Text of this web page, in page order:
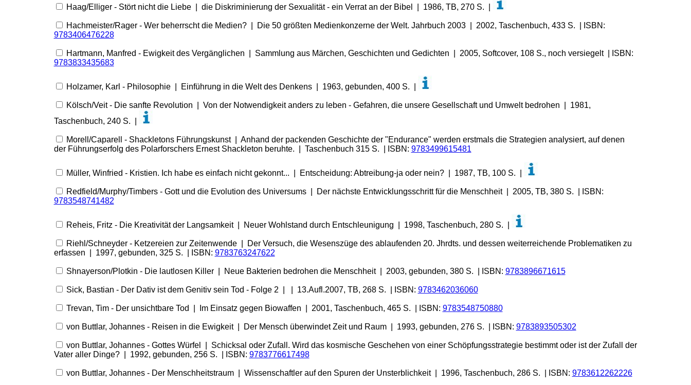
Haag/Elliger - Stört nicht die Liebe | die Diskriminierung der Sexualität - ein Verrat an der Bibel | 1986, TB, 270 S. |
Hachmeister/Rager - Wer beherrscht die Medien? | Die 50 größten Medienkonzerne der Welt. Jahrbuch 2003 | 2002, Taschenbuch, 433 S. | ISBN:
9783406476228
Hartmann, Manfred - Ewigkeit des Vergänglichen | Sammlung aus Märchen, Geschichten und Gedichten | 2005, Softcover, 108 S., noch versiegelt | ISBN:
9783833435683
Holzamer, Karl - Philosophie | Einführung in die Welt des Denkens | 1963, gebunden, 400 S. |
Kölsch/Veit - Die sanfte Revolution | Von der Notwendigkeit anders zu leben - Gefahren, die unsere Gesellschaft und Umwelt bedrohen | 1981,
Taschenbuch, 240 S. |
Morell/Caparell - Shackletons Führungskunst | Anhand der packenden Geschichte der "Endurance" werden erstmals die Strategien analysiert, auf denen
der Führungserfolg des Polarforschers Ernest Shackleton beruhte. | Taschenbuch 315 S. | ISBN: 9783499615481
Müller, Winfried - Kristien. Ich habe es einfach nicht gekonnt... | Entscheidung: Abtreibung-ja oder nein? | 1987, TB, 100 S. |
Redfield/Murphy/Timbers - Gott und die Evolution des Universums | Der nächste Entwicklungsschritt für die Menschheit | 2005, TB, 380 S. | ISBN:
9783548741482
Reheis, Fritz - Die Kreativität der Langsamkeit | Neuer Wohlstand durch Entschleunigung | 1998, Taschenbuch, 280 S. |
Riehl/Schneyder - Ketzereien zur Zeitenwende | Der Versuch, die Wesenszüge des ablaufenden 20. Jhrdts. und dessen weiterreichende Problematiken zu
erfassen | 1997, gebunden, 325 S. | ISBN: 9783763247622
Shnayerson/Plotkin - Die lautlosen Killer | Neue Bakterien bedrohen die Menschheit | 2003, gebunden, 380 S. | ISBN: 9783896671615
Sick, Bastian - Der Dativ ist dem Genitiv sein Tod - Folge 2 | | 13.Aufl.2007, TB, 268 S. | ISBN: 9783462036060
Trevan, Tim - Der unsichtbare Tod | Im Einsatz gegen Biowaffen | 2001, Taschenbuch, 465 S. | ISBN: 9783548750880
von Buttlar, Johannes - Reisen in die Ewigkeit | Der Mensch überwindet Zeit und Raum | 1993, gebunden, 276 S. | ISBN: 9783893505302
von Buttlar, Johannes - Gottes Würfel | Schicksal oder Zufall. Wird das kosmische Geschehen von einer Schöpfungsstrategie bestimmt oder ist der Zufall der
Vater aller Dinge? | 1992, gebunden, 256 S. | ISBN: 9783776617498
von Buttlar, Johannes - Der Menschheitstraum | Wissenschaftler auf den Spuren der Unsterblichkeit | 1996, Taschenbuch, 286 S. | ISBN: 9783612262226